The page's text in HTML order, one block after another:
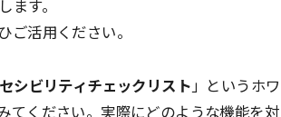
す。
ご活用ください。
シビリティチェックリスト」というホワ
てください。実際にどのような機能を対